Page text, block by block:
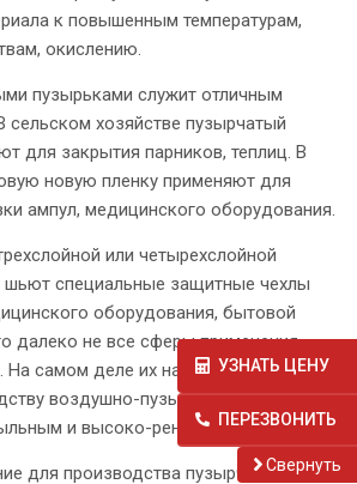
к повышенным температурам,
окислению.
пузырьками служит отличным
сельском хозяйстве пузырчатый
для закрытия парников, теплиц. В
новую пленку применяют для
ампул, медицинского оборудования.
или четырехслойной
шьют специальные защитные чехлы
оборудования, бытовой
далеко не все сферы применения
На самом деле их намного больше.
воздушно-пузырчатого материала
и высоко-рентабельным.
для производства пузырчатой
УЗНАТЬ ЦЕНУ
ПЕРЕЗВОНИТЬ
Cвернуть